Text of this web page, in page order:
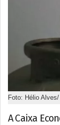
Foto: Hélio
A Caixa